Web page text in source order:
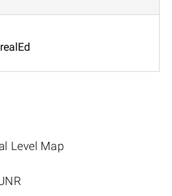
Level Map